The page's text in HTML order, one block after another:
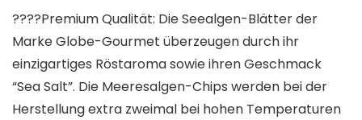
????Premium Qualität: Die Seealgen-Blätter der
Marke Globe-Gourmet überzeugen durch ihr
einzigartiges Röstaroma sowie ihren Geschmack
“Sea Salt”. Die Meeresalgen-Chips werden bei der
Herstellung extra zweimal bei hohen Temperaturen